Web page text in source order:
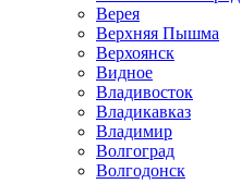
Верея
Верхняя Пышма
Верхоянск
Видное
Владивосток
Владикавказ
Владимир
Волгоград
Волгодонск